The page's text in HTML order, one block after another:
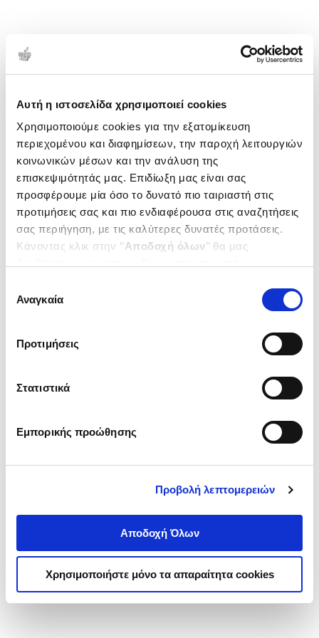
Αυτή η ιστοσελίδα χρησιμοποιεί cookies
Χρησιμοποιούμε cookies για την εξατομίκευση
περιεχομένου και διαφημίσεων, την παροχή λειτουργιών
κοινωνικών μέσων και την ανάλυση της
επισκεψιμότητάς μας. Επιδίωξη μας είναι σας
προσφέρουμε μία όσο το δυνατό πιο ταιριαστή στις
προτιμήσεις σας και πιο ενδιαφέρουσα στις αναζητήσεις
σας περιήγηση, με τις καλύτερες δυνατές προτάσεις.
Κάνοντας κλικ στην ‘’Αποδοχή όλων’’ θα μας
ενδιαφέρουν και να επιλέξετε από τα παρακάτω με την
΄΄και να ενημερωθείτε σχετικά με
συγκατάθεσης
Αναγκαία
Προτιμήσεις
Στατιστικά
Εμπορικής προώθησης
Προβολή λεπτομερειών
Αποδοχή Όλων
Χρησιμοποιήστε μόνο τα απαραίτητα cookies